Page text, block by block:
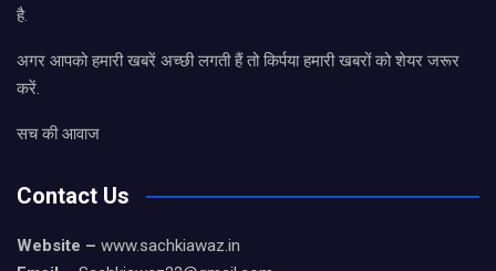
है.
अगर आपको हमारी खबरें अच्छी लगती हैं तो किर्पया हमारी खबरों को शेयर जरूर
करें.
सच की आवाज
Contact Us
Website – www.sachkiawaz.in